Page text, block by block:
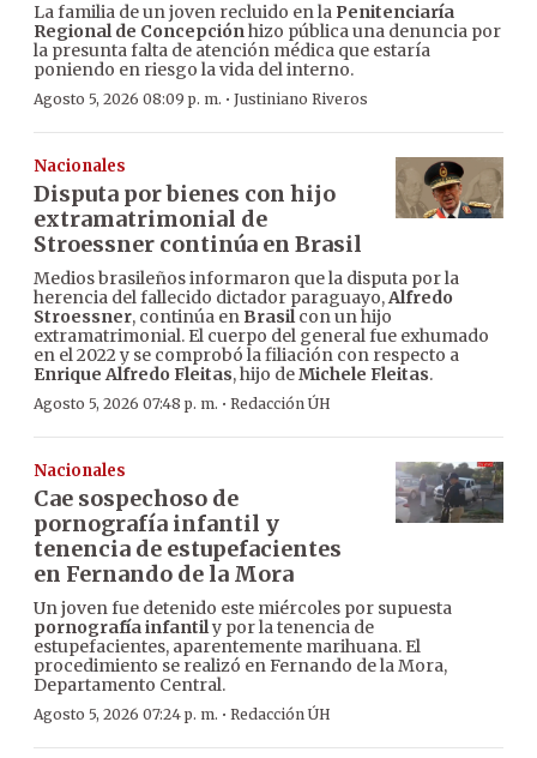
La familia de un joven recluido en la Penitenciaría
Regional de Concepciónhizo pública una denuncia por
la presunta falta de atención médica que estaría
poniendo en riesgo la vida del interno.
Agosto 5, 2026 08:09 p. m. · Justiniano Riveros
Nacionales
Disputa por bienes con hijo
extramatrimonial de
Stroessner continúa en Brasil
Medios brasileños informaron que la disputa por la
herencia del fallecido dictador paraguayo,Alfredo
Stroessner, continúa en Brasilcon un hijo
extramatrimonial. El cuerpo del general fue exhumado
en el 2022 y se comprobó la filiación con respecto a
Enrique Alfredo Fleitas, hijo deMichele Fleitas.
Agosto 5, 2026 07:48 p. m. · Redacción ÚH
Nacionales
Cae sospechoso de
pornografía infantil y
tenencia de estupefacientes
en Fernando de la Mora
Un joven fue detenido este miércoles por supuesta
pornografía infantily por la tenencia de
estupefacientes, aparentemente marihuana. El
procedimiento se realizó en Fernando de la Mora,
Departamento Central.
Agosto 5, 2026 07:24 p. m. · Redacción ÚH